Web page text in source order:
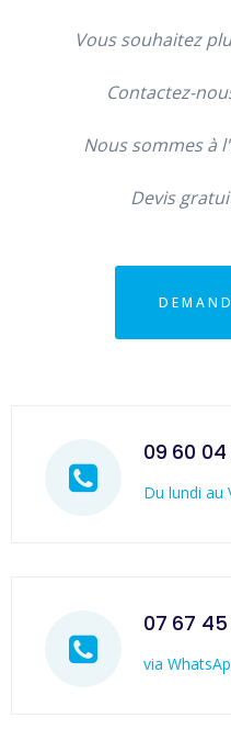
Vous souhaitez
Contactez-
Nous sommes à
Devis
09 60 04
Du lundi au
07 67
via